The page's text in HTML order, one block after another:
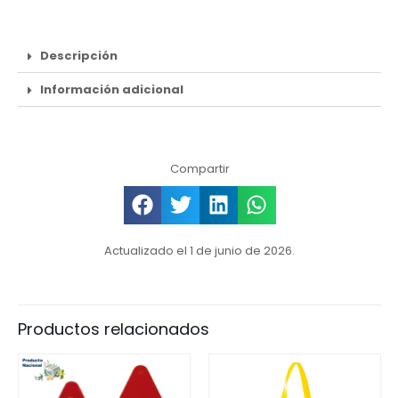
Descripción
Información adicional
Compartir
Actualizado el 1 de junio de 2026.
Productos relacionados